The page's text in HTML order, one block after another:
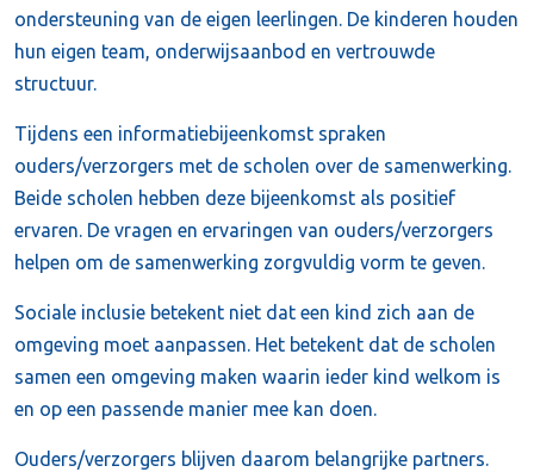
ondersteuning van de eigen leerlingen. De kinderen houden
hun eigen team, onderwijsaanbod en vertrouwde
structuur.
Tijdens een informatiebijeenkomst spraken
ouders/verzorgers met de scholen over de samenwerking.
Beide scholen hebben deze bijeenkomst als positief
ervaren. De vragen en ervaringen van ouders/verzorgers
helpen om de samenwerking zorgvuldig vorm te geven.
Sociale inclusie betekent niet dat een kind zich aan de
omgeving moet aanpassen. Het betekent dat de scholen
samen een omgeving maken waarin ieder kind welkom is
en op een passende manier mee kan doen.
Ouders/verzorgers blijven daarom belangrijke partners.